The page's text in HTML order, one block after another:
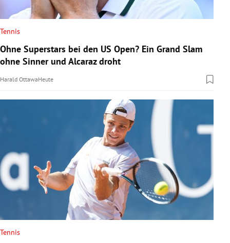
Tennis
Ohne Superstars bei den US Open? Ein Grand Slam
ohne Sinner und Alcaraz droht
Harald OttawaHeute
Tennis